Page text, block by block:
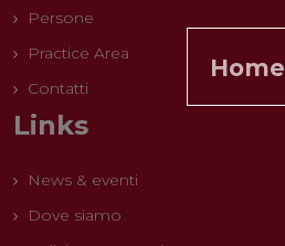
Home
Persone
Practice Area
Contatti
Links
News & eventi
Dove siamo